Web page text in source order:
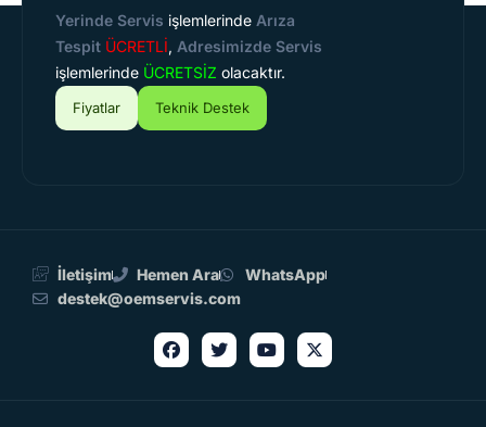
Yerinde Servis işlemlerinde Arıza
Tespit ÜCRETLİ, Adresimizde Servis
işlemlerinde ÜCRETSİZ olacaktır.
Fiyatlar Teknik Destek
İletişim Hemen Ara
WhatsApp
destek@oemservis.com